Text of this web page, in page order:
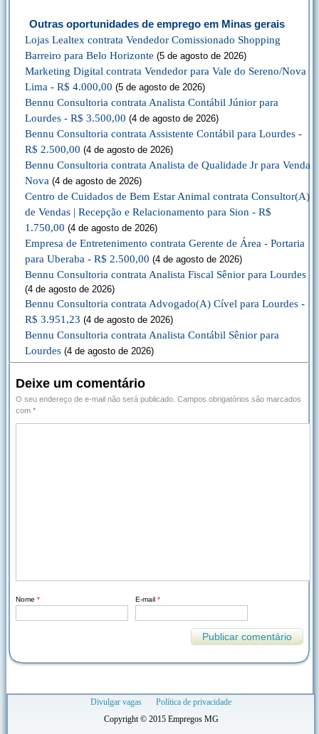
Outras oportunidades de emprego em Minas gerais
Lojas Lealtex contrata Vendedor Comissionado Shopping
Barreiro para Belo Horizonte (5 de agosto de 2026)
Marketing Digital contrata Vendedor para Vale do Sereno/Nova
Lima - R$ 4.000,00 (5 de agosto de 2026)
Bennu Consultoria contrata Analista Contábil Júnior para
Lourdes - R$ 3.500,00 (4 de agosto de 2026)
Bennu Consultoria contrata Assistente Contábil para Lourdes -
R$ 2.500,00 (4 de agosto de 2026)
Bennu Consultoria contrata Analista de Qualidade Jr para Venda
Nova (4 de agosto de 2026)
Centro de Cuidados de Bem Estar Animal contrata Consultor(A)
de Vendas | Recepção e Relacionamento para Sion - R$
1.750,00 (4 de agosto de 2026)
Empresa de Entretenimento contrata Gerente de Área - Portaria
para Uberaba - R$ 2.500,00 (4 de agosto de 2026)
Bennu Consultoria contrata Analista Fiscal Sênior para Lourdes
(4 de agosto de 2026)
Bennu Consultoria contrata Advogado(A) Cível para Lourdes -
R$ 3.951,23 (4 de agosto de 2026)
Bennu Consultoria contrata Analista Contábil Sênior para
Lourdes (4 de agosto de 2026)
Deixe um comentário
O seu endereço de e-mail não será publicado. Campos obrigatórios são marcados
com *
Nome * E-mail *
Divulgar vagas
Política de privacidade
Copyright © 2015 Empregos MG